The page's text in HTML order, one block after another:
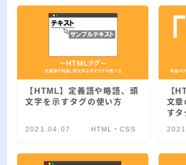
2026年～
2026年の「川島町
カテゴリー
カテゴリー
【HTML】定義語や略語、頭
文字を示すタグの使い方
2021.04.07 HTML・CSS
【
文章
すタ